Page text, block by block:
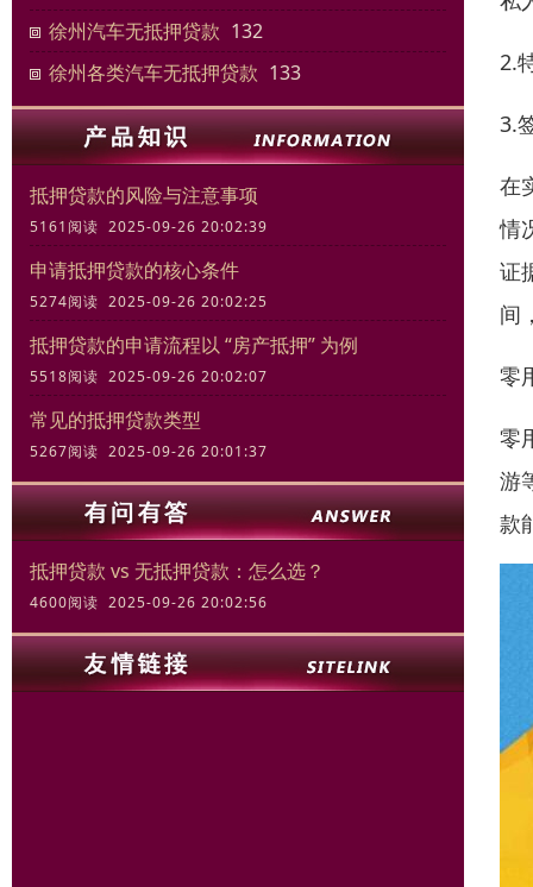
徐州汽车无抵押贷款 132
徐州各类汽车无抵押贷款 133
抵押贷款的风险与注意事项
5161阅读 2025-09-26 20:02:39
申请抵押贷款的核心条件
5274阅读 2025-09-26 20:02:25
抵押贷款的申请流程以 “房产抵押” 为例
5518阅读 2025-09-26 20:02:07
常见的抵押贷款类型
5267阅读 2025-09-26 20:01:37
抵押贷款 vs 无抵押贷款：怎么选？
4600阅读 2025-09-26 20:02:56
2.
3.
在
情
证
间
零
零
游
款